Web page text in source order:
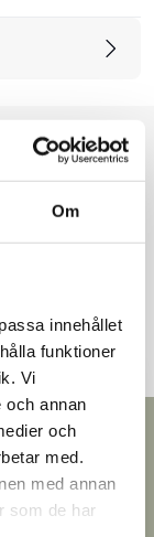
Om
innehållet
funktioner
Vi
och annan
och
med.
med annan
som de har